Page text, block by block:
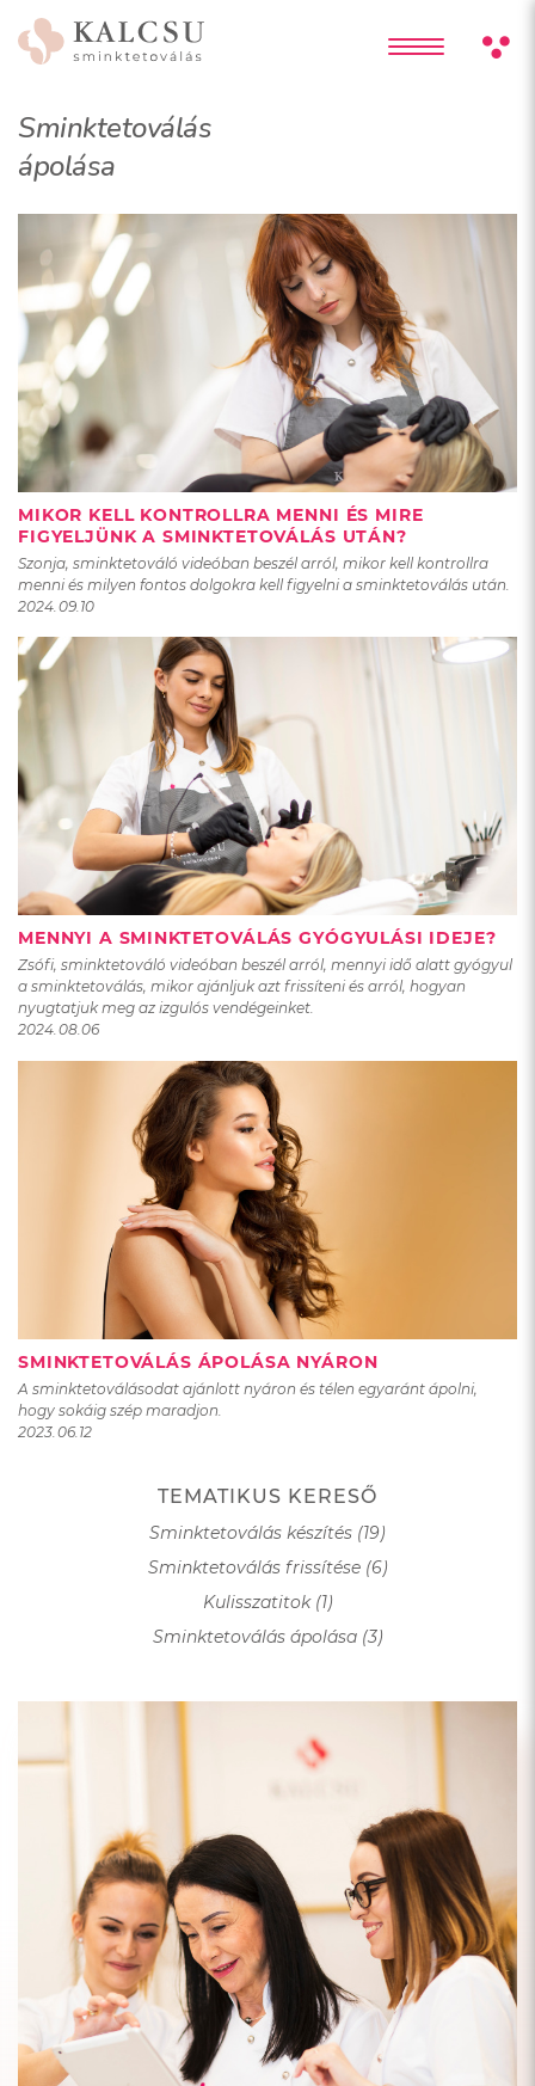
Sminktetoválás
ápolása
MIKOR KELL KONTROLLRA MENNI ÉS MIRE
FIGYELJÜNK A SMINKTETOVÁLÁS UTÁN?
Szonja, sminktetováló videóban beszél arról, mikor kell kontrollra
menni és milyen fontos dolgokra kell figyelni a sminktetoválás után.
2024.09.10
MENNYI A SMINKTETOVÁLÁS GYÓGYULÁSI IDEJE?
Zsófi, sminktetováló videóban beszél arról, mennyi idő alatt gyógyul
a sminktetoválás, mikor ajánljuk azt frissíteni és arról, hogyan
nyugtatjuk meg az izgulós vendégeinket.
2024.08.06
SMINKTETOVÁLÁS ÁPOLÁSA NYÁRON
A sminktetoválásodat ajánlott nyáron és télen egyaránt ápolni,
hogy sokáig szép maradjon.
2023.06.12
TEMATIKUS KERESŐ
Sminktetoválás készítés (19)
Sminktetoválás frissítése (6)
Kulisszatitok (1)
Sminktetoválás ápolása (3)